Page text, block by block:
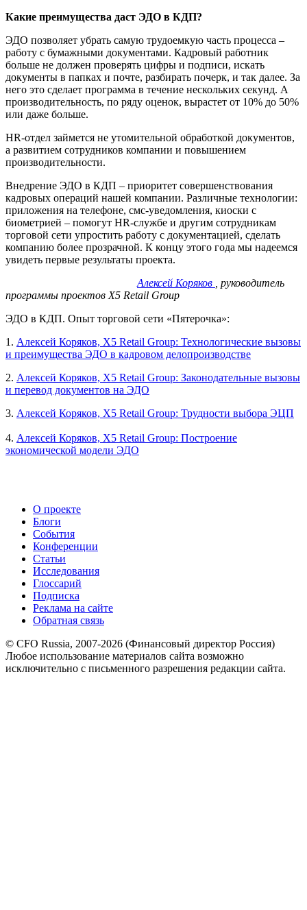
Какие преимущества даст ЭДО в КДП?
ЭДО позволяет убрать самую трудоемкую часть процесса –
работу с бумажными документами. Кадровый работник
больше не должен проверять цифры и подписи, искать
документы в папках и почте, разбирать почерк, и так далее. За
него это сделает программа в течение нескольких секунд. А
производительность, по ряду оценок, вырастет от 10% до 50%
или даже больше.
HR-отдел займется не утомительной обработкой документов,
а развитием сотрудников компании и повышением
производительности.
Внедрение ЭДО в КДП – приоритет совершенствования
кадровых операций нашей компании. Различные технологии:
приложения на телефоне, смс-уведомления, киоски с
биометрией – помогут HR-службе и другим сотрудникам
торговой сети упростить работу с документацией, сделать
компанию более прозрачной. К концу этого года мы надеемся
увидеть первые результаты проекта.
Алексей Коряков
, руководитель
программы проектов X5 Retail Group
ЭДО в КДП. Опыт торговой сети «Пятерочка»:
1. Алексей Коряков, X5 Retail Group: Технологические вызовы
и преимущества ЭДО в кадровом делопроизводстве
2. Алексей Коряков, X5 Retail Group: Законодательные вызовы
и перевод документов на ЭДО
3. Алексей Коряков, X5 Retail Group: Трудности выбора ЭЦП
4. Алексей Коряков, X5 Retail Group: Построение
экономической модели ЭДО
О проекте
Блоги
События
Конференции
Статьи
Исследования
Глоссарий
Подписка
Реклама на сайте
Обратная связь
© CFO Russia, 2007-2026 (Финансовый директор Россия)
Любое использование материалов сайта возможно
исключительно с письменного разрешения редакции сайта.